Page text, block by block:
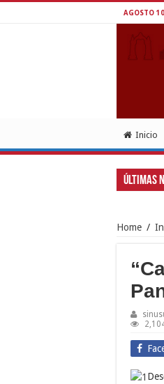
AGOSTO
Inicio
Últimas
Home /